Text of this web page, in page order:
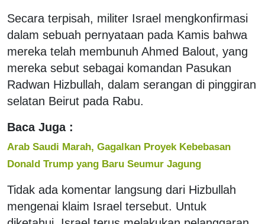
Secara terpisah, militer Israel mengkonfirmasi
dalam sebuah pernyataan pada Kamis bahwa
mereka telah membunuh Ahmed Balout, yang
mereka sebut sebagai komandan Pasukan
Radwan Hizbullah, dalam serangan di pinggiran
selatan Beirut pada Rabu.
Baca Juga :
Arab Saudi Marah, Gagalkan Proyek Kebebasan
Donald Trump yang Baru Seumur Jagung
Tidak ada komentar langsung dari Hizbullah
mengenai klaim Israel tersebut. Untuk